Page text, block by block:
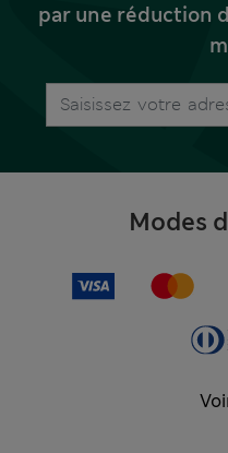
par une réduction
Modes